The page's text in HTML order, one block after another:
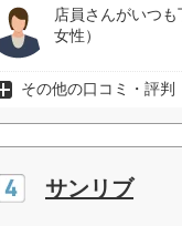
店員さんがいつ
女性）
その他の口コミ・評判
サンリブ